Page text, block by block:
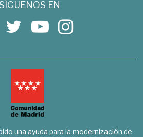
EN
una ayuda para la modernización de